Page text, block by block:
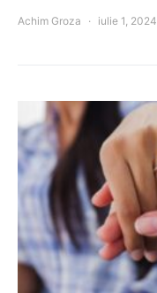
Achim Groza iulie 1, 2024